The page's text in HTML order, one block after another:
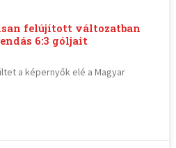
felújított változatban
6:3 góljait
a képernyők elé a Magyar